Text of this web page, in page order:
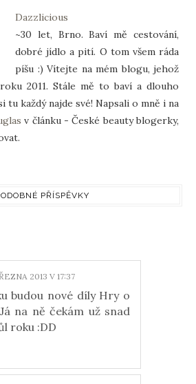
Dazzlicious
~30 let, Brno. Baví mě cestování,
dobré jídlo a pití. O tom všem ráda
píšu :) Vítejte na mém blogu, jehož
2011. Stále mě to baví a dlouho
tu každý najde své! Napsali o mně i na
v článku - České beauty blogerky,
PŘÍSPĚVKY
2013 V 17:37
budou nové díly Hry o
na ně čekám už snad
roku :DD